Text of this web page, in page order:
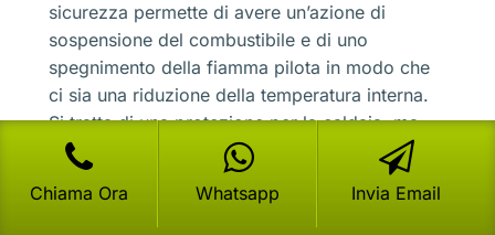
sicurezza permette di avere un’azione di
sospensione del combustibile e di uno
spegnimento della fiamma pilota in modo che
ci sia una riduzione della temperatura interna.
Si tratta di una protezione per la caldaia, ma
anche per gli utenti che non rischiano di avere
fughe di gas o di fumi, ma anche di non temere
di avere una fusione interna.Pensate che da
Chiama Ora Whatsapp Invia Email